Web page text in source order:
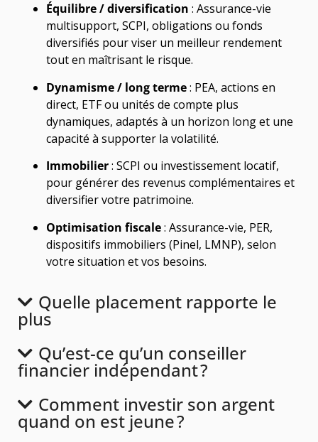
Équilibre / diversification : Assurance-vie
multisupport, SCPI, obligations ou fonds
diversifiés pour viser un meilleur rendement
tout en maîtrisant le risque.
Dynamisme / long terme: PEA, actions en
direct, ETF ou unités de compte plus
dynamiques, adaptés à un horizon long et une
capacité à supporter la volatilité.
Immobilier: SCPI ou investissement locatif,
pour générer des revenus complémentaires et
diversifier votre patrimoine.
Optimisation fiscale: Assurance-vie, PER,
dispositifs immobiliers (Pinel, LMNP), selon
votre situation et vos besoins.
Quelle placement rapporte le
plus
Qu’est-ce qu’un conseiller
financier indépendant ?
Comment investir son argent
quand on est jeune ?